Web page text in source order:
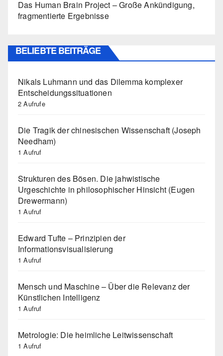
Das Human Brain Project – Große Ankündigung,
fragmentierte Ergebnisse
BELIEBTE BEITRÄGE
Nikals Luhmann und das Dilemma komplexer
Entscheidungssituationen
2 Aufrufe
Die Tragik der chinesischen Wissenschaft (Joseph
Needham)
1 Aufruf
Strukturen des Bösen. Die jahwistische
Urgeschichte in philosophischer Hinsicht (Eugen
Drewermann)
1 Aufruf
Edward Tufte – Prinzipien der
Informationsvisualisierung
1 Aufruf
Mensch und Maschine – Über die Relevanz der
Künstlichen Intelligenz
1 Aufruf
Metrologie: Die heimliche Leitwissenschaft
1 Aufruf